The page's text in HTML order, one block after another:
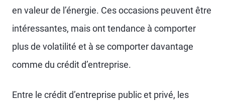
en valeur de l’énergie. Ces occasions peuvent être
intéressantes, mais ont tendance à comporter
plus de volatilité et à se comporter davantage
comme du crédit d’entreprise.
Entre le crédit d’entreprise public et privé, les